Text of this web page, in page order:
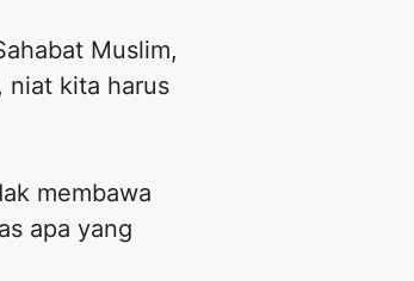
Muslim,
niat kita harus
membawa
apa yang